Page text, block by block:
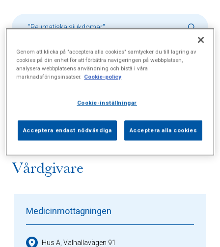
Vårdgivare
Medicinmottagningen
Hus A, Valhallavägen 91
Genom att klicka på "acceptera alla cookies" samtycker du till lagring av
cookies på din enhet för att förbättra navigeringen på webbplatsen,
analysera webbplatsens användning och bistå i våra
marknadsföringsinsatser. Cookie-policy
Cookie-inställningar
Acceptera endast nödvändiga Acceptera alla cookies